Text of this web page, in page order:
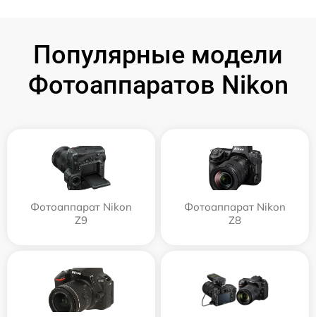
Популярные модели
Фотоаппаратов Nikon
Фотоаппарат Nikon
Z9
Фотоаппарат Nikon
Z8